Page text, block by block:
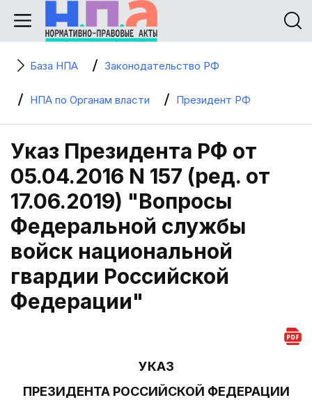
База НПА Законодательство РФ
НПА по Органам власти Президент РФ
Указ Президента РФ от
05.04.2016 N 157 (ред. от
17.06.2019) "Вопросы
Федеральной службы
войск национальной
гвардии Российской
Федерации"
УКАЗ
ПРЕЗИДЕНТА РОССИЙСКОЙ ФЕДЕРАЦИИ